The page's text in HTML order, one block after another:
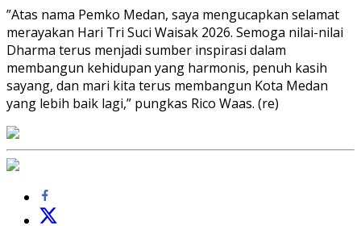
​”Atas nama Pemko Medan, saya mengucapkan selamat
merayakan Hari Tri Suci Waisak 2026. Semoga nilai-nilai
Dharma terus menjadi sumber inspirasi dalam
membangun kehidupan yang harmonis, penuh kasih
sayang, dan mari kita terus membangun Kota Medan
yang lebih baik lagi,” pungkas Rico Waas. (re)